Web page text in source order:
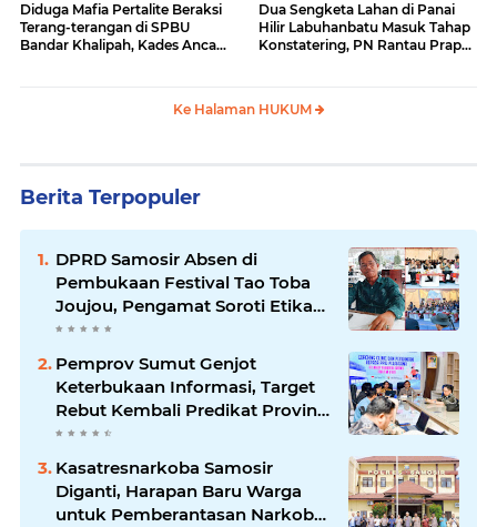
Diduga Mafia Pertalite Beraksi
Terang-terangan di SPBU
Bandar Khalipah, Kades Ancam
Dua Sengketa Lahan di Panai
Hilir Labuhanbatu Masuk Tahap
Konstatering, PN Rantau Prapat
Ke Halaman HUKUM
Berita Terpopuler
DPRD Samosir Absen di
Pembukaan Festival Tao Toba
Joujou, Pengamat Soroti Etika
Birokrasi Pemkab
Pemprov Sumut Genjot
Keterbukaan Informasi, Target
Rebut Kembali Predikat Provinsi
Informatif
Kasatresnarkoba Samosir
Diganti, Harapan Baru Warga
untuk Pemberantasan Narkoba